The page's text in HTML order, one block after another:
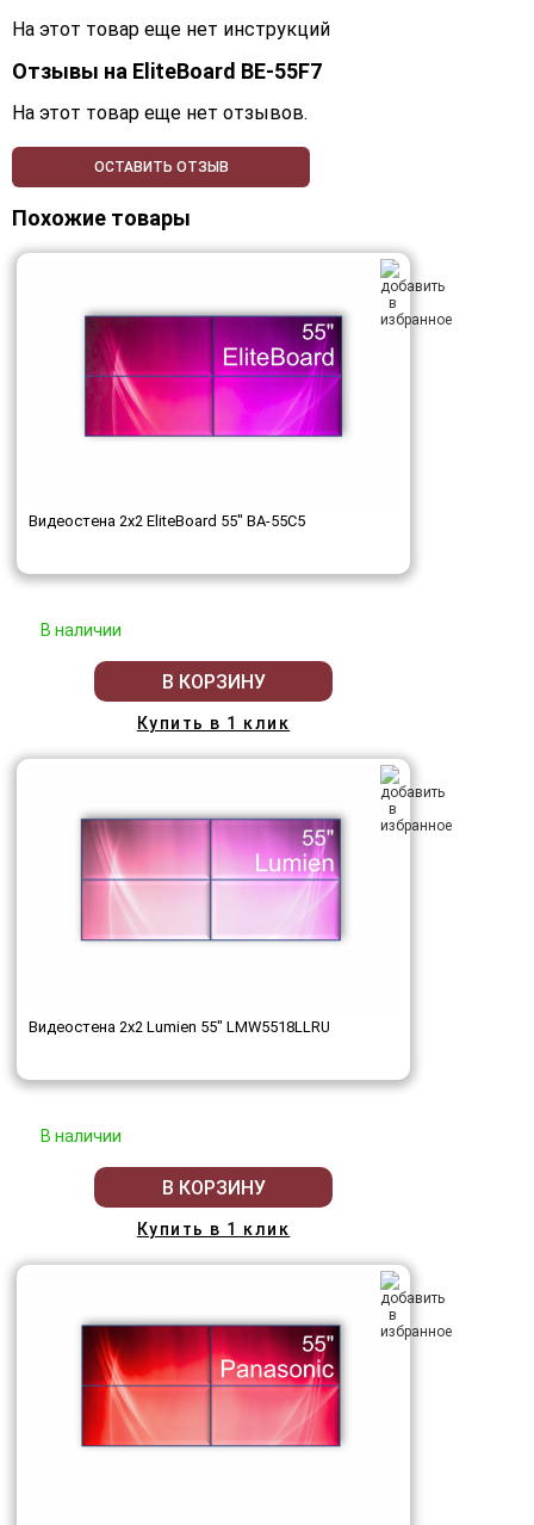
На этот товар еще нет инструкций
Отзывы на EliteBoard BE-55F7
На этот товар еще нет отзывов.
ОСТАВИТЬ ОТЗЫВ
Похожие товары
Видеостена 2x2 EliteBoard 55" BA-55C5
В наличии
В КОРЗИНУ
Купить в 1 клик
Видеостена 2x2 Lumien 55" LMW5518LLRU
В наличии
В КОРЗИНУ
Купить в 1 клик